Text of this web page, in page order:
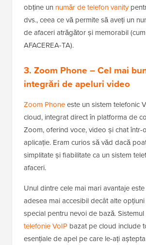
obține un număr de telefon vanity
dvs., ceea ce vă permite să aveți un
de afaceri atrăgător și memorabil
AFACEREA-TA).
3. Zoom Phone – Cel mai
integrări de apeluri video
Zoom Phoneeste un sistem telefonic
cloud, integrat direct în platforma de
Zoom, oferind voce, video și chat într-
aplicație. Eram curios să văd dacă
simplitate și fiabilitate ca un sistem
afaceri.
Unul dintre cele mai mari avantaje
adesea mai accesibil decât alte
special pentru nevoi de bază.
telefonie VoIP bazat pe cloud include
esențiale de apel pe care le-ați